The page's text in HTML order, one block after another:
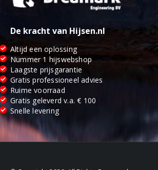
De kracht van Hijsen.nl
Altijd een oplossing
Nummer 1 hijswebshop
Laagste prijsgarantie
Gratis professioneel advies
Ruime voorraad
Gratis geleverd v.a. € 100
Snelle levering